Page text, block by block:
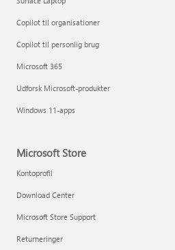
Copilot til organisationer
Copilot til personlig brug
Microsoft 365
Udforsk Microsoft-produkter
Windows 11-apps
Microsoft Store
Kontoprofil
Download Center
Microsoft Store Support
Returneringer